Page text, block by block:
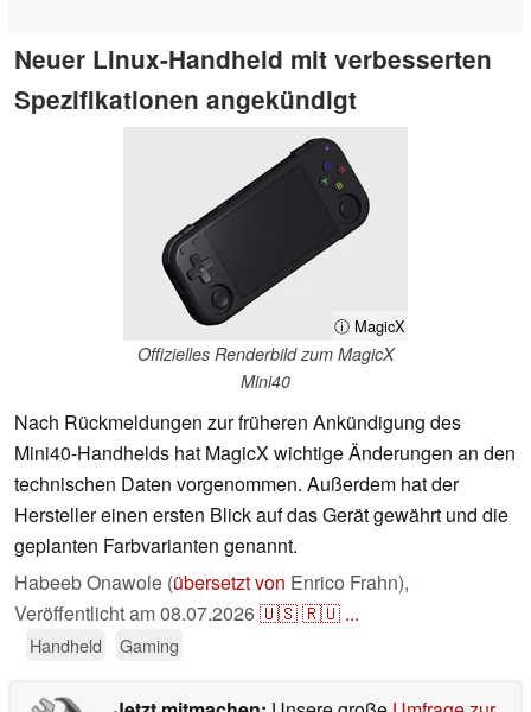
Neuer Linux-Handheld mit verbesserten
Spezifikationen angekündigt
ⓘ MagicX
Offizielles Renderbild zum MagicX
Mini40
Nach Rückmeldungen zur früheren Ankündigung des
Mini40-Handhelds hat MagicX wichtige Änderungen an den
technischen Daten vorgenommen. Außerdem hat der
Hersteller einen ersten Blick auf das Gerät gewährt und die
geplanten Farbvarianten genannt.
Habeeb Onawole (übersetzt von Enrico Frahn),
Veröffentlicht am08.07.2026🇺🇸🇷🇺 ...
Handheld Gaming